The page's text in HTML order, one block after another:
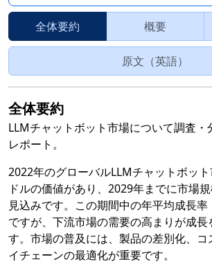
全体要約 概要
原文（英語）
全体要約
LLMチャットボット市場について調査・
レポート。
2022年のグローバルLLMチャットボッ
ドルの価値があり、2029年までに市場
見込みです。この期間中の年平均成長率
ですが、下流市場の需要の高まりが成長
す。市場の普及には、製品の差別化、コ
イチェーンの最適化が重要です。